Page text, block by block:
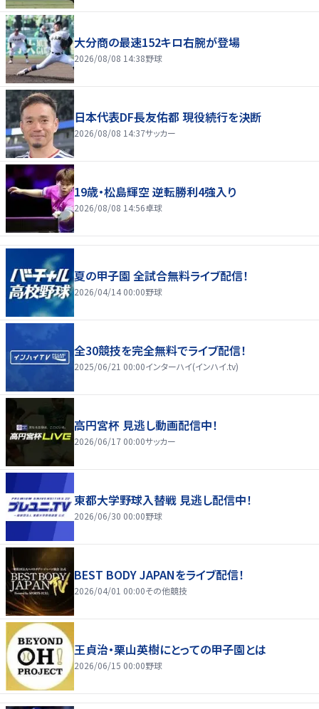
大分商の最速152キロ右腕が登場
2026/08/08 14:38野球
日本代表DF長友佑都 現役続行を決断
2026/08/08 14:37サッカー
19歳・松島輝空 逆転勝利4強入り
2026/08/08 14:56卓球
夏の甲子園 全試合無料ライブ配信！
2026/04/14 00:00野球
全30競技を完全無料でライブ配信！
2025/06/21 00:00インターハイ(インハイ.tv)
高円宮杯 見逃し動画配信中！
2026/06/17 00:00サッカー
東都大学野球入替戦 見逃し配信中！
2026/06/30 00:00野球
BEST BODY JAPANをライブ配信！
2026/04/01 00:00その他競技
王貞治・栗山英樹にとっての甲子園とは
2026/06/15 00:00野球